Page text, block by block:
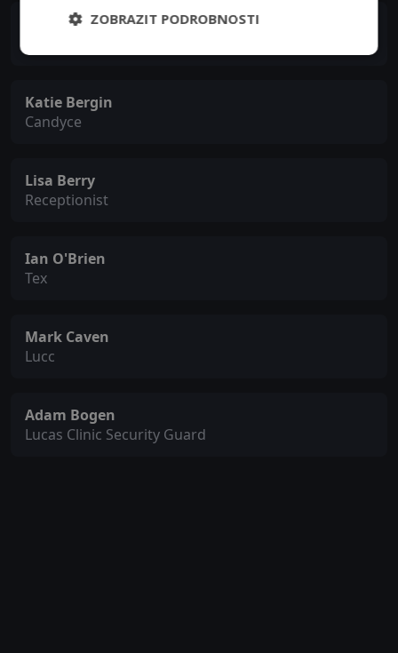
Nenna Abuwa
Katie Bergin
Candyce
Lisa Berry
Receptionist
Ian O'Brien
Tex
Mark Caven
Lucc
Adam Bogen
Lucas Clinic Security Guard
ZOBRAZIT PODROBNOSTI